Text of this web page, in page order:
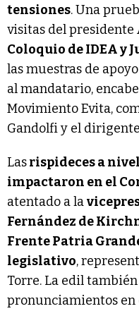
tensiones. Una
visitas del presidente
Coloquio de IDEA y
las muestras de
al mandatario,
Movimiento Evita,
Gandolfi y el
Lasrispideces a
impactaron en el
atentado a la
Fernández de
Frente Patria
legislativo,
Torre. La edil
pronunciamientos